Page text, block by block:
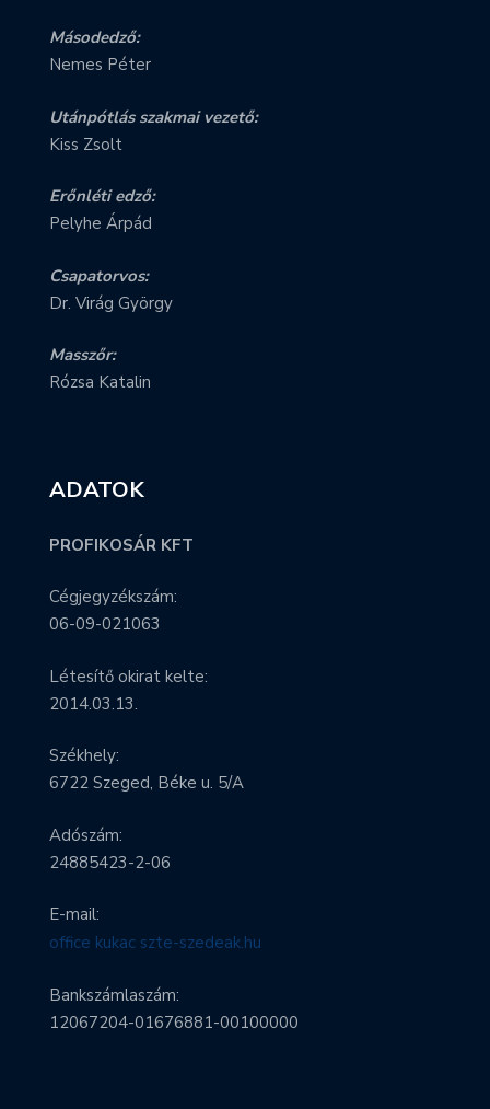
Másodedző:
Nemes Péter
Utánpótlás szakmai vezető:
Kiss Zsolt
Erőnléti edző:
Pelyhe Árpád
Csapatorvos:
Dr. Virág György
Masszőr:
Rózsa Katalin
ADATOK
PROFIKOSÁR KFT
Cégjegyzékszám:
06-09-021063
Létesítő okirat kelte:
2014.03.13.
Székhely:
6722 Szeged, Béke u. 5/A
Adószám:
24885423-2-06
E-mail:
office kukac szte-szedeak.hu
Bankszámlaszám:
12067204-01676881-00100000